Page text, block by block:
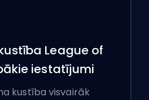
League of
iestatījumi
kustība visvairāk